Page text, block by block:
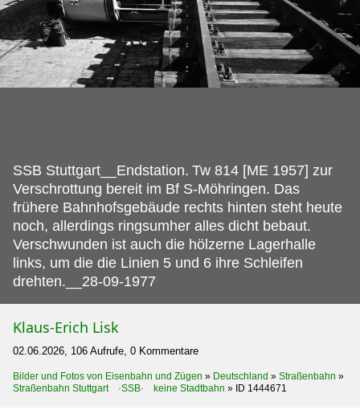
SSB Stuttgart__Endstation. Tw 814 [ME 1957] zur
Verschrottung bereit im Bf S-Möhringen. Das
frühere Bahnhofsgebäude rechts hinten steht heute
noch, allerdings ringsumher alles dicht bebaut.
Verschwunden ist auch die hölzerne Lagerhalle
links, um die die Linien 5 und 6 ihre Schleifen
drehten.__28-09-1977
Klaus-Erich Lisk
02.06.2026, 106 Aufrufe, 0 Kommentare
Bilder und Fotos von Eisenbahn und Zügen » Deutschland » Straßenbahn »
Straßenbahn Stuttgart ·SSB· keine Stadtbahn » ID 1444671